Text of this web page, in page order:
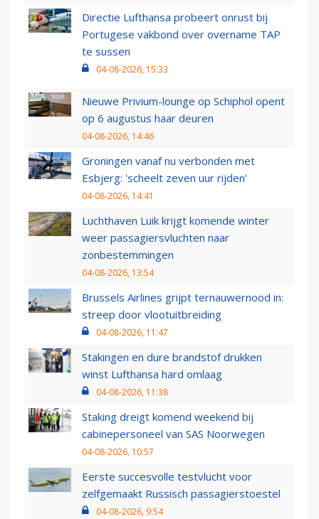
Directie Lufthansa probeert onrust bij
Portugese vakbond over overname TAP
te sussen
04-08-2026, 15:33
Nieuwe Privium-lounge op Schiphol opent
op 6 augustus haar deuren
04-08-2026, 14:46
Groningen vanaf nu verbonden met
Esbjerg: 'scheelt zeven uur rijden'
04-08-2026, 14:41
Luchthaven Luik krijgt komende winter
weer passagiersvluchten naar
zonbestemmingen
04-08-2026, 13:54
Brussels Airlines grijpt ternauwernood in:
streep door vlootuitbreiding
04-08-2026, 11:47
Stakingen en dure brandstof drukken
winst Lufthansa hard omlaag
04-08-2026, 11:38
Staking dreigt komend weekend bij
cabinepersoneel van SAS Noorwegen
04-08-2026, 10:57
Eerste succesvolle testvlucht voor
zelfgemaakt Russisch passagierstoestel
04-08-2026, 9:54